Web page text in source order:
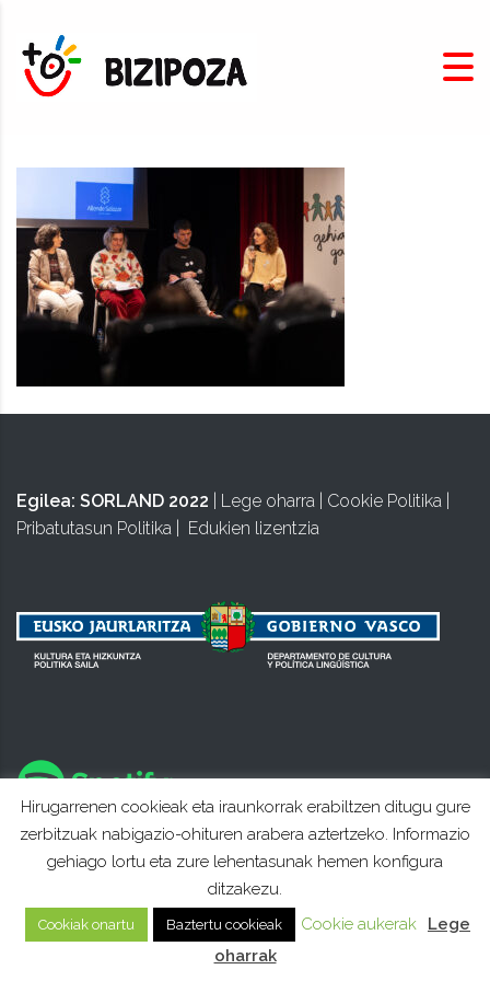
Egilea: SORLAND 2022 Lege oharra Cookie Politika
Pribatutasun Politika
Edukien lizentzia
Hirugarrenen cookieak eta iraunkorrak erabiltzen ditugu gure
zerbitzuak nabigazio-ohituren arabera aztertzeko. Informazio
gehiago lortu eta zure lehentasunak hemen konfigura
ditzakezu.
Cookiak onartu Baztertu cookieak Cookie aukerak
Lege
oharrak